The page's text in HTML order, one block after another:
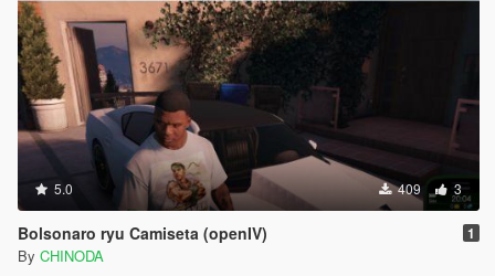
5.0 409 3
Bolsonaro ryu Camiseta (openIV) 1
By CHINODA